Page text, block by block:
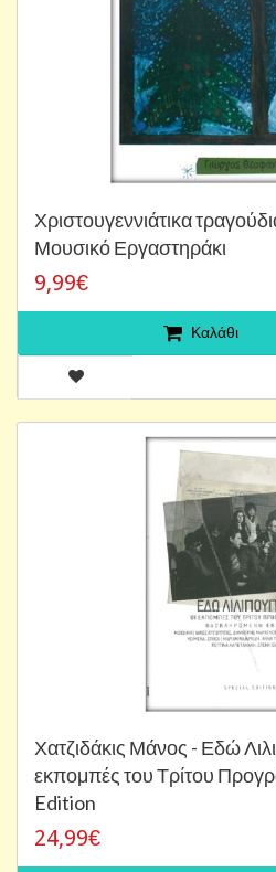
Χριστουγεννιάτικα
Μουσικό Εργαστηράκι
9,99€
Καλάθι
Χατζιδάκις Μάνος - Εδώ
εκπομπές του Τρίτου
Edition
24,99€